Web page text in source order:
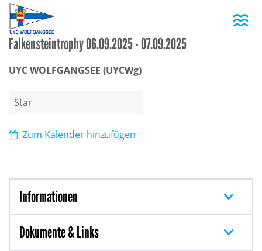
Falkensteintrophy 06.09.2025 - 07.09.2025
UYC WOLFGANGSEE (UYCWg)
Star
Zum Kalender hinzufügen
Informationen
Dokumente & Links